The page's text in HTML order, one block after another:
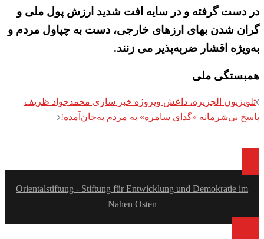
در دست گرفته و در سایه افت شدید ارزش پول ملی و
گران شدن بهای ارزهای خارجی، دست به چپاول مردم و
به‌ویژه اقشار ضربه‌پذیر می زنند.
همبستگی ملی
Post
navigation
تلویزیون الجزیره، داعش وپروژه خبر سازی محمدجواد ظریف
پاسخ بی‌شرمانه «گدای سامره» به مردم به‌جان‌آمده!
Orientalstiftung - Stiftung für Entwicklung und Demokratie im
Nahen Osten